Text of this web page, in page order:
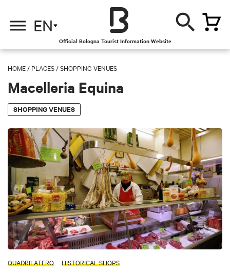
EN
Official Bologna Tourist Information Website
HOME / PLACES /SHOPPING VENUES
Macelleria Equina
SHOPPING VENUES
QUADRILATERO HISTORICAL SHOPS